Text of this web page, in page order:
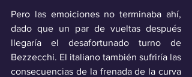
Pero las emoiciones no terminaba ahí,
dado que un par de vueltas después
llegaría el desafortunado turno de
Bezzecchi. El italiano también sufriría las
consecuencias de la frenada de la curva